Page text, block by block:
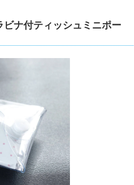
ナ付ティッシュミニポー